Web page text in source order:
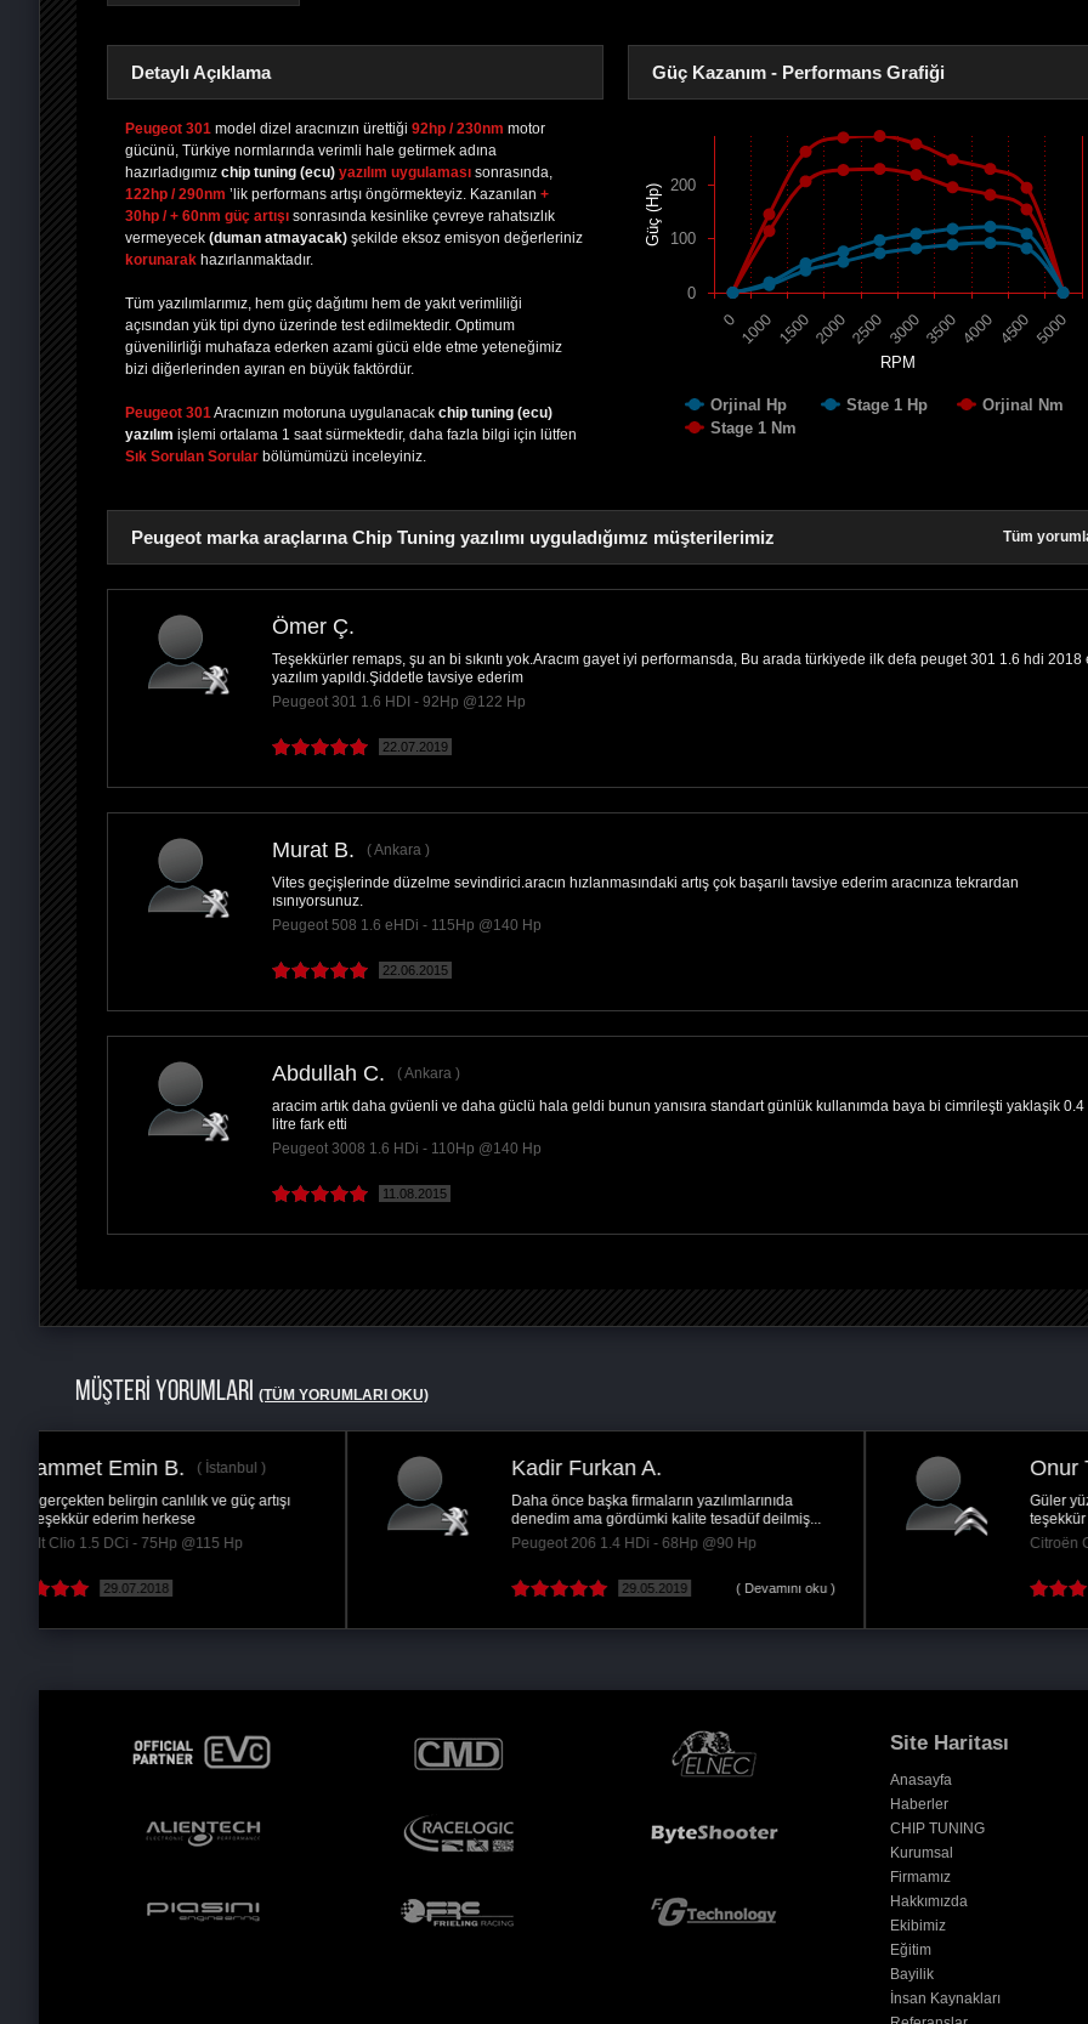
PAYLAŞPAYLAŞPLUS'TA
PAYLAŞ
PAYLAŞ
Detaylı Açıklama
Peugeot 301 model dizel aracınızın ürettiği 92hp / 230nm motor
gücünü, Türkiye normlarında verimli hale getirmek adına
hazırladıgımız chip tuning (ecu) yazılım uygulaması sonrasında,
122hp / 290nm ’lik performans artışı öngörmekteyiz. Kazanılan +
30hp / + 60nm güç artışı sonrasında kesinlike çevreye rahatsızlık
vermeyecek (duman atmayacak) şekilde eksoz emisyon değerleriniz
korunarak hazırlanmaktadır.
Tüm yazılımlarımız, hem güç dağıtımı hem de yakıt verimliliği
açısından yük tipi dyno üzerinde test edilmektedir. Optimum
güvenilirliği muhafaza ederken azami gücü elde etme yeteneğimiz
bizi diğerlerinden ayıran en büyük faktördür.
Peugeot 301Aracınızın motoruna uygulanacak chip tuning (ecu)
yazılım işlemi ortalama 1 saat sürmektedir, daha fazla bilgi için lütfen
Sık Sorulan Sorular bölümümüzü inceleyiniz.
Güç Kazanım - Performans Grafiği
RPM
Güç (Hp)
Orjinal Hp Stage 1 Hp
Orjinal Nm
Stage 1 Nm
0 1000 150020002500 30003500 4000 4500 5000
0
100
200
Peugeot marka araçlarına Chip Tuning yazılımı uyguladığımız müşterilerimiz Tüm
Ömer Ç.
Teşekkürler remaps, şu an bi sıkıntı yok.Aracım gayet iyi performansda, Bu arada türkiyede ilk defa peuget 301 1.6 hdi 2018
yazılım yapıldı.Şiddetle tavsiye ederim
Peugeot 301 1.6 HDI - 92Hp @122 Hp
22.07.2019
Murat B.
Ankara
Vites geçişlerinde düzelme sevindirici.aracın hızlanmasındaki artış çok başarılı tavsiye ederim aracınıza tekrardan
ısınıyorsunuz.
Peugeot 508 1.6 eHDi - 115Hp @140 Hp
22.06.2015
Abdullah C.
Ankara
aracim artık daha gvüenli ve daha güclü hala geldi bunun yanısıra standart günlük kullanımda baya bi cimrileşti yaklaşik 0.4
litre fark etti
Peugeot 3008 1.6 HDi - 110Hp @140 Hp
11.08.2015
MÜŞTERİ YORUMLARI (TÜM YORUMLARI OKU)
Kadir Furkan A.
Daha önce başka firmaların yazılımlarınıda
denedim ama gördümki kalite tesadüf deilmiş...
Peugeot 206 1.4 HDi - 68Hp @90 Hp
( Devamını oku )
Güler yüzlü hizmetiniz kaliteli işçiliğiniz için
teşekkür ederiz
Citroën C5 1.6 e-Hdi - 112Hp @140 Hp
22.11.2023
Site Haritası
Anasayfa
Haberler
CHIP TUNING
Kurumsal
Firmamız
Hakkımızda
Ekibimiz
Eğitim
Bayilik
İnsan Kaynakları